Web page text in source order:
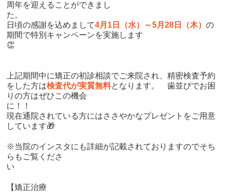
周年を迎えることができまし
た。
日頃の感謝を込めまして4月1日（水）～5月28日（木）の
期間で特別キャンペーンを実施します
上記期間中に矯正の初診相談でご来院され、精密検査予約
をした方は検査代が実質無料となります。 歯並びでお困
りの方はぜひこの機会
に
現在通院されている方にはささやかなプレゼントをご用意
しています🎁
※当院のインスタにも詳細が記載されておりますのでそち
らもご覧くださ
【矯正治療